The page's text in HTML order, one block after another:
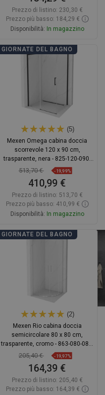
Prezzo di listino: 230,30 €
Prezzo più basso: 184,29 €
Disponibilità: In magazzino
Aggiungi al carrello
GIORNATE DEL BAGNO
(5)
Mexen Omega cabina doccia
scorrevole 120 x 90 cm,
trasparente, nera - 825-120-090-
70-00
513,70 € -19,99%
410,99 €
Prezzo di listino: 513,70 €
Prezzo più basso: 410,99 €
Disponibilità: In magazzino
Aggiungi al carrello
GIORNATE DEL BAGNO
(2)
Mexen Rio cabina doccia
semicircolare 80 x 80 cm,
trasparente, cromo - 863-080-080-
01-00
205,40 € -19,97%
164,39 €
Prezzo di listino: 205,40 €
Prezzo più basso: 164,39 €